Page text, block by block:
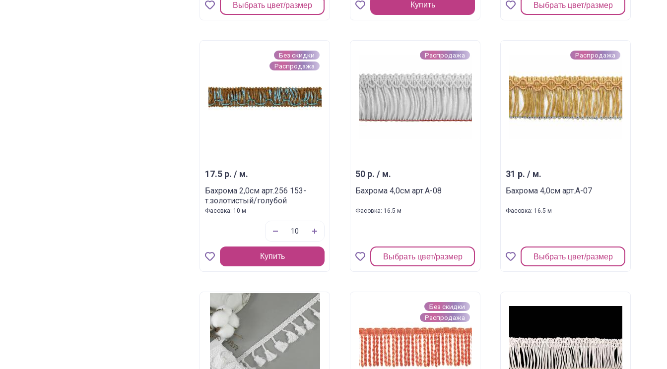
Выбрать цвет/размер Купить Выбрать цвет/размер
Без скидки
Распродажа
17.5 р. / м.
Бахрома 2,0см арт.256 153-
т.золотистый/голубой
Фасовка: 10 м
Купить
Распродажа
50 р. / м.
Бахрома 4,0см арт.A-08
Фасовка: 16.5 м
Выбрать цвет/размер
Распродажа
31 р. / м.
Бахрома 4,0см арт.A-07
Фасовка: 16.5 м
Выбрать цвет/размер
Без скидки
Распродажа